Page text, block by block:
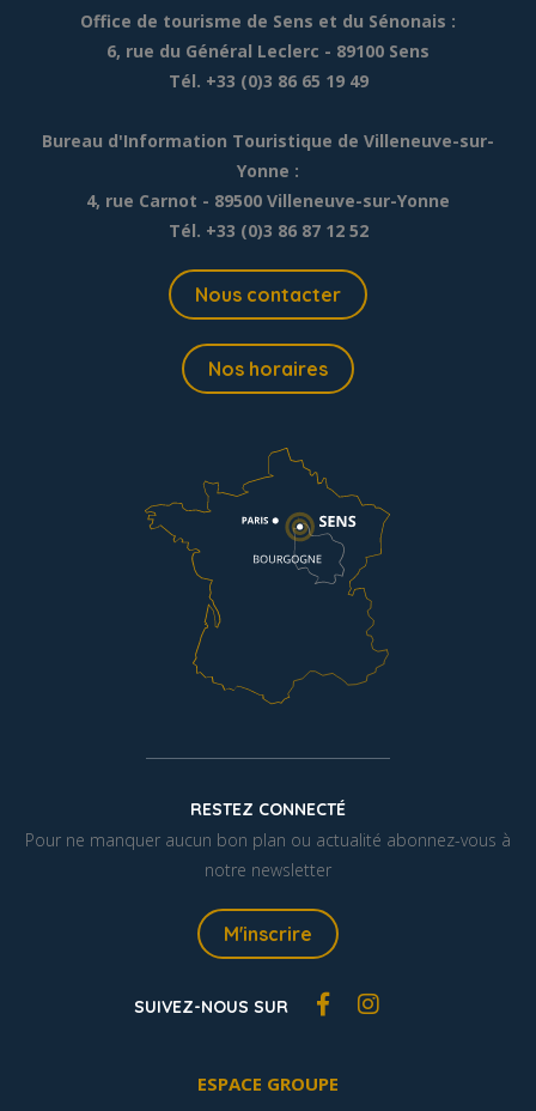
Office de tourisme de Sens et du Sénonais :
6, rue du Général Leclerc - 89100 Sens
Tél. +33 (0)3 86 65 19 49
Bureau d'Information Touristique de Villeneuve-sur-
Yonne :
4, rue Carnot - 89500 Villeneuve-sur-Yonne
Tél. +33 (0)3 86 87 12 52
Nous contacter
Nos horaires
RESTEZ CONNECTÉ
Pour ne manquer aucun bon plan ou actualité abonnez-vous à
notre newsletter
M'inscrire
SUIVEZ-NOUS SUR
ESPACE GROUPE